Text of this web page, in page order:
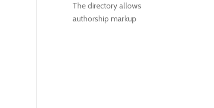
The directory allows
authorship markup